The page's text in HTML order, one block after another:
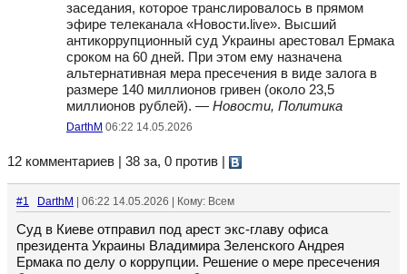
заседания, которое транслировалось в прямом
эфире телеканала «Новости.live». Высший
антикоррупционный суд Украины арестовал Ермака
сроком на 60 дней. При этом ему назначена
альтернативная мера пресечения в виде залога в
размере 140 миллионов гривен (около 23,5
миллионов рублей). — Новости, Политика
DarthM 06:22 14.05.2026
12 комментариев | 38 за, 0 против
#1 DarthM | 06:22 14.05.2026 | Кому: Всем
Суд в Киеве отправил под арест экс-главу офиса
президента Украины Владимира Зеленского Андрея
Ермака по делу о коррупции. Решение о мере пресечения